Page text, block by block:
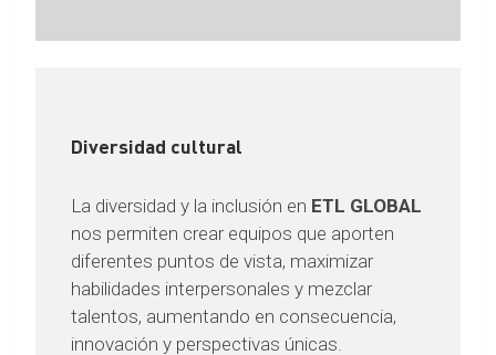
Diversidad cultural
La diversidad y la inclusión en ETL GLOBAL
nos permiten crear equipos que aporten
diferentes puntos de vista, maximizar
habilidades interpersonales y mezclar
talentos, aumentando en consecuencia,
innovación y perspectivas únicas.